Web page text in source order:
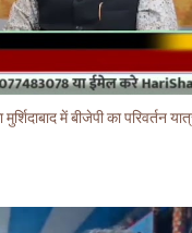
में बीजेपी का परिवर्तन